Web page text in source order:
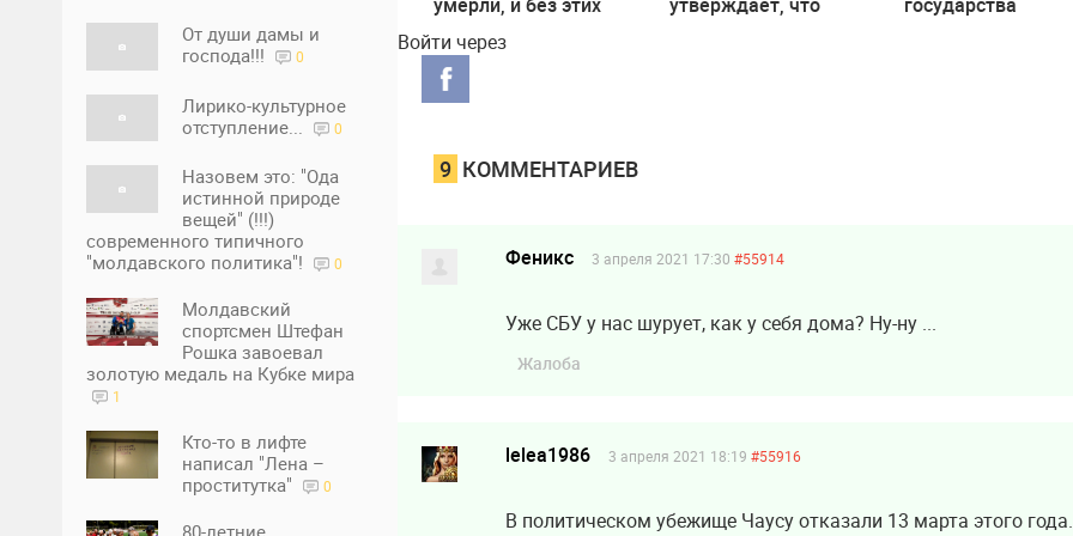
От души дамы и
господа!!!
0
Лирико-культурное
отступление...
0
Назовем это: "Ода
истинной природе
вещей" (!!!)
современного типичного
"молдавского политика"!
0
Молдавский
спортсмен Штефан
Рошка завоевал
золотую медаль на Кубке мира
1
Кто-то в лифте
написал "Лена –
проститутка"
0
не умрем».
Скандальное
заявление судьи КС
Войти через
9 КОММЕНТАРИЕВ
Феникс 3 апреля 2021 17:30 #55914
Уже СБУ у нас шурует, как у себя дома? Ну-ну ...
Жалоба
lelea1986 3 апреля 2021 18:19 #55916
В политическом убежище Чаусу отказали 13 марта этого года.